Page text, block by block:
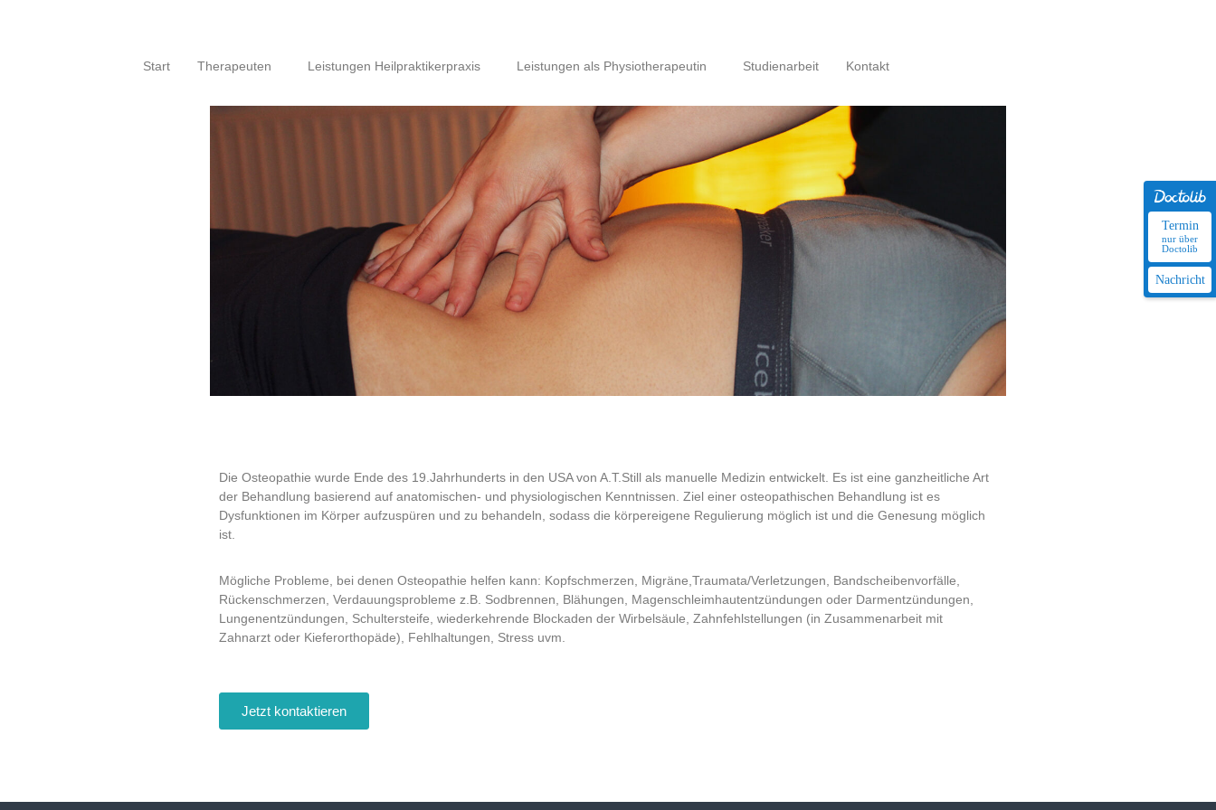
Start Therapeuten Leistungen Heilpraktikerpraxis Leistungen als Physiotherapeutin Studienarbeit Kontakt
Die Osteopathie wurde Ende des 19.Jahrhunderts in den USA von A.T.Still als manuelle Medizin entwickelt. Es ist eine ganzheitliche Art
der Behandlung basierend auf anatomischen- und physiologischen Kenntnissen. Ziel einer osteopathischen Behandlung ist es
Dysfunktionen im Körper aufzuspüren und zu behandeln, sodass die körpereigene Regulierung möglich ist und die Genesung möglich
ist.
Mögliche Probleme, bei denen Osteopathie helfen kann: Kopfschmerzen, Migräne,Traumata/Verletzungen, Bandscheibenvorfälle,
Rückenschmerzen, Verdauungsprobleme z.B. Sodbrennen, Blähungen, Magenschleimhautentzündungen oder Darmentzündungen,
Lungenentzündungen, Schultersteife, wiederkehrende Blockaden der Wirbelsäule, Zahnfehlstellungen (in Zusammenarbeit mit
Zahnarzt oder Kieferorthopäde), Fehlhaltungen, Stress uvm.
Jetzt kontaktieren
Termin
nur über
Doctolib
Nachricht